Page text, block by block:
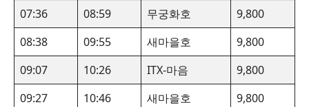
07:36
08:59 무궁화호
9,800
08:38
09:55 새마을호
9,800
09:07
10:26 ITX-마음
9,800
09:27
10:46 새마을호
9,800